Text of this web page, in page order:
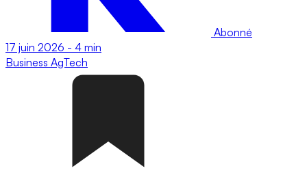
Abonné
17 juin 2026 - 4 min
Business AgTech